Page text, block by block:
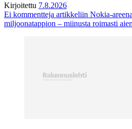
Kirjoitettu 7.8.2026
Ei kommentteja artikkeliin Nokia-
miljoonatappion – miinusta roimasti